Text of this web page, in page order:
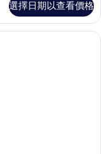
選擇日期以查看價格
房, 1 張特大雙人床 | 客房內